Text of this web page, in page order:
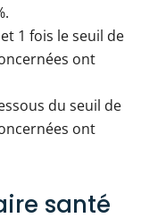
1 fois le seuil de
ont
du seuil de
ont
santé